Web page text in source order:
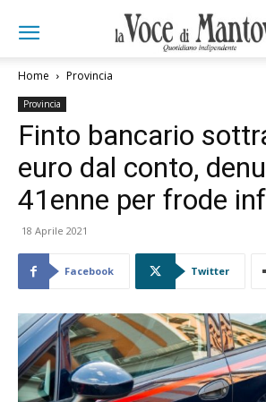
Home Provincia
Provincia
Finto bancario
euro dal conto,
41enne per frode
18 Aprile 2021
Facebook Twitter